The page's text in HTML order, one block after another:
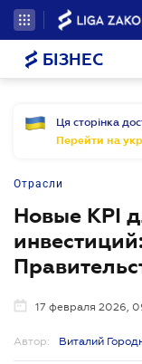
БІЗНЕС
Ця сторінка
Перейти на
Отрасли
Новые KPI
17 февраля 2026,
Автор: Виталий